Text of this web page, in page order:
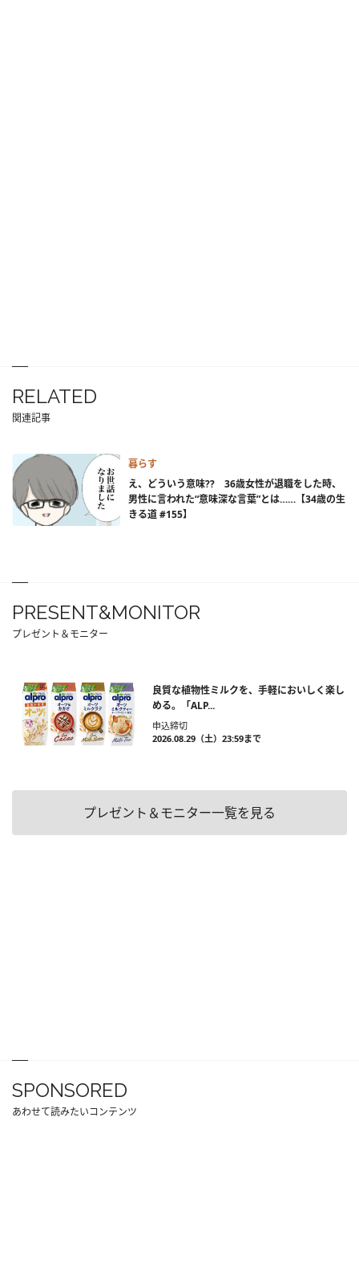
RELATED
関連記事
暮らす
え、どういう意味?? 36歳女性が退職をした時、
男性に言われた“意味深な言葉”とは……【34歳の生
きる道 #155】
PRESENT&MONITOR
プレゼント＆モニター
良質な植物性ミルクを、手軽においしく楽し
める。「ALP...
申込締切
2026.08.29（土）23:59まで
プレゼント＆モニター一覧を見る
SPONSORED
あわせて読みたいコンテンツ